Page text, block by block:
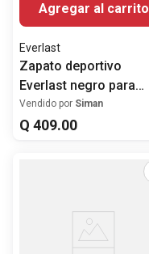
Agregar al carrito
Everlast
Zapato deportivo
Everlast negro para
hombre
Vendido por Siman
Q 409.00